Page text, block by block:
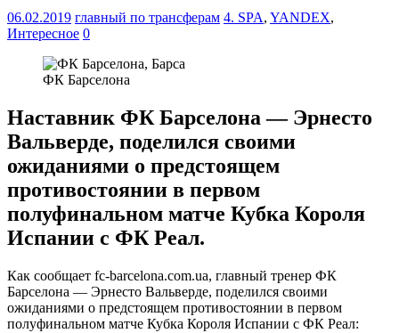
06.02.2019 главный по трансферам 4. SPA, YANDEX,
Интересное 0
ФК Барселона
Наставник ФК Барселона — Эрнесто
Вальверде, поделился своими
ожиданиями о предстоящем
противостоянии в первом
полуфинальном матче Кубка Короля
Испании с ФК Реал.
Как сообщает fc-barcelona.com.ua, главный тренер ФК
Барселона — Эрнесто Вальверде, поделился своими
ожиданиями о предстоящем противостоянии в первом
полуфинальном матче Кубка Короля Испании с ФК Реал: